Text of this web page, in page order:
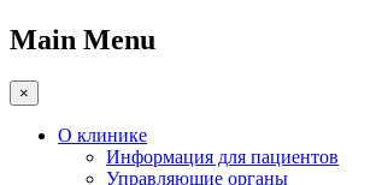
Main Menu
×
О клинике
Информация для пациентов
Управляющие органы